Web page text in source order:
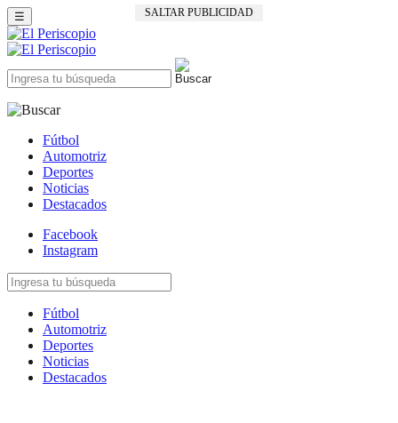
SALTAR PUBLICIDAD
☰
Fútbol
Automotriz
Deportes
Noticias
Destacados
Facebook
Instagram
Fútbol
Automotriz
Deportes
Noticias
Destacados